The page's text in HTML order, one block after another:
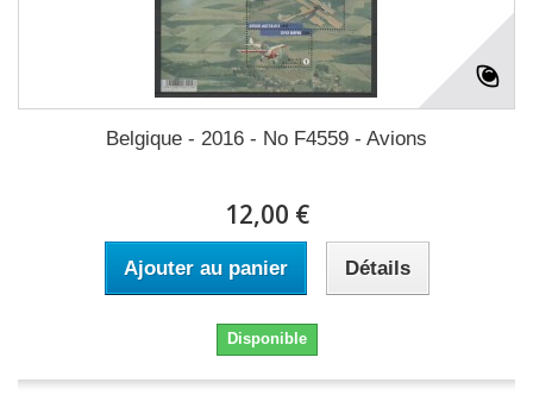
Belgique - 2016 - No F4559 - Avions
12,00 €
Ajouter au panier Détails
Disponible